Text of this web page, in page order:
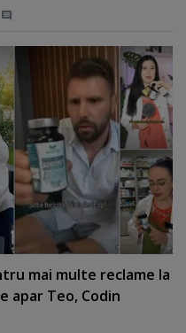
mai multe reclame la
apar Teo, Codin